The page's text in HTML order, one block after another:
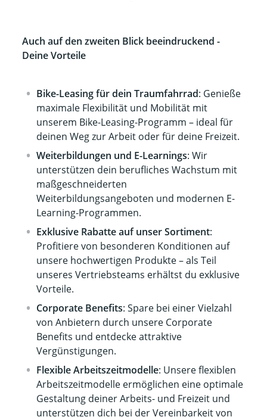
Auch auf den zweiten Blick beeindruckend -
Deine Vorteile
Bike-Leasing für dein Traumfahrrad: Genieße
maximale Flexibilität und Mobilität mit
unserem Bike-Leasing-Programm – ideal für
deinen Weg zur Arbeit oder für deine Freizeit.
Weiterbildungen und E-Learnings: Wir
unterstützen dein berufliches Wachstum mit
maßgeschneiderten
Weiterbildungsangeboten und modernen E-
Learning-Programmen.
Exklusive Rabatte auf unser Sortiment:
Profitiere von besonderen Konditionen auf
unsere hochwertigen Produkte – als Teil
unseres Vertriebsteams erhältst du exklusive
Vorteile.
Corporate Benefits: Spare bei einer Vielzahl
von Anbietern durch unsere Corporate
Benefits und entdecke attraktive
Vergünstigungen.
Flexible Arbeitszeitmodelle: Unsere flexiblen
Arbeitszeitmodelle ermöglichen eine optimale
Gestaltung deiner Arbeits- und Freizeit und
unterstützen dich bei der Vereinbarkeit von